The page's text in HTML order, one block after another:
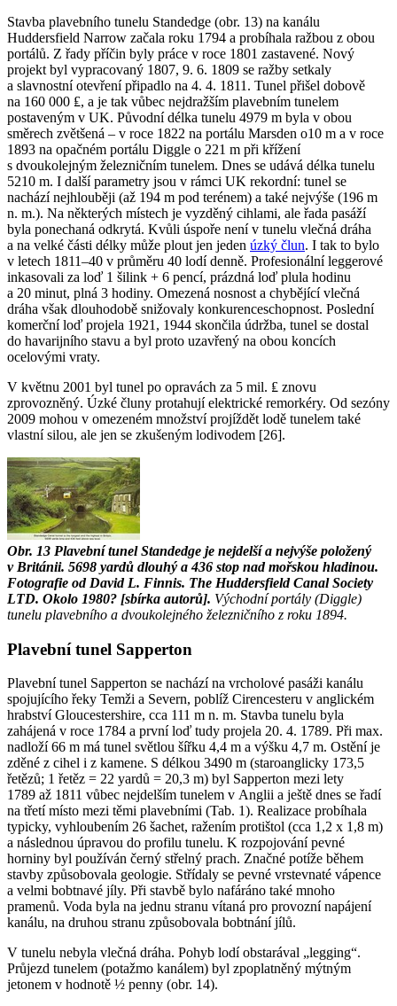
Stavba plavebního tunelu Standedge (obr. 13) na kanálu
Huddersfield Narrow začala roku 1794 a probíhala ražbou z obou
portálů. Z řady příčin byly práce v roce 1801 zastavené. Nový
projekt byl vypracovaný 1807, 9. 6. 1809 se ražby setkaly
a slavnostní otevření připadlo na 4. 4. 1811. Tunel přišel dobově
na 160 000 ₤, a je tak vůbec nejdražším plavebním tunelem
postaveným v UK. Původní délka tunelu 4979 m byla v obou
směrech zvětšená – v roce 1822 na portálu Marsden o10 m a v roce
1893 na opačném portálu Diggle o 221 m při křížení
s dvoukolejným železničním tunelem. Dnes se udává délka tunelu
5210 m. I další parametry jsou v rámci UK rekordní: tunel se
nachází nejhlouběji (až 194 m pod terénem) a také nejvýše (196 m
n. m.). Na některých místech je vyzděný cihlami, ale řada pasáží
byla ponechaná odkrytá. Kvůli úspoře není v tunelu vlečná dráha
a na velké části délky může plout jen jeden úzký člun. I tak to bylo
v letech 1811–40 v průměru 40 lodí denně. Profesionální leggerové
inkasovali za loď 1 šilink + 6 pencí, prázdná loď plula hodinu
a 20 minut, plná 3 hodiny. Omezená nosnost a chybějící vlečná
dráha však dlouhodobě snižovaly konkurenceschopnost. Poslední
komerční loď projela 1921, 1944 skončila údržba, tunel se dostal
do havarijního stavu a byl proto uzavřený na obou koncích
ocelovými vraty.
V květnu 2001 byl tunel po opravách za 5 mil. ₤ znovu
zprovozněný. Úzké čluny protahují elektrické remorkéry. Od sezóny
2009 mohou v omezeném množství projíždět lodě tunelem také
vlastní silou, ale jen se zkušeným lodivodem [26].
Obr. 13 Plavební tunel Standedge je nejdelší a nejvýše položený
v Británii. 5698 yardů dlouhý a 436 stop nad mořskou hladinou.
Fotografie od David L. Finnis. The Huddersfield Canal Society
LTD. Okolo 1980? [sbírka autorů]. Východní portály (Diggle)
tunelu plavebního a dvoukolejného železničního z roku 1894.
Plavební tunel Sapperton
Plavební tunel Sapperton se nachází na vrcholové pasáži kanálu
spojujícího řeky Temži a Severn, poblíž Cirencesteru v anglickém
hrabství Gloucestershire, cca 111 m n. m. Stavba tunelu byla
zahájená v roce 1784 a první loď tudy projela 20. 4. 1789. Při max.
nadloží 66 m má tunel světlou šířku 4,4 m a výšku 4,7 m. Ostění je
zděné z cihel i z kamene. S délkou 3490 m (staroanglicky 173,5
řetězů; 1 řetěz = 22 yardů = 20,3 m) byl Sapperton mezi lety
1789 až 1811 vůbec nejdelším tunelem v Anglii a ještě dnes se řadí
na třetí místo mezi těmi plavebními (Tab. 1). Realizace probíhala
typicky, vyhloubením 26 šachet, ražením protištol (cca 1,2 x 1,8 m)
a následnou úpravou do profilu tunelu. K rozpojování pevné
horniny byl používán černý střelný prach. Značné potíže během
stavby způsobovala geologie. Střídaly se pevné vrstevnaté vápence
a velmi bobtnavé jíly. Při stavbě bylo nafáráno také mnoho
pramenů. Voda byla na jednu stranu vítaná pro provozní napájení
kanálu, na druhou stranu způsobovala bobtnání jílů.
V tunelu nebyla vlečná dráha. Pohyb lodí obstarával „legging“.
Průjezd tunelem (potažmo kanálem) byl zpoplatněný mýtným
jetonem v hodnotě ½ penny (obr. 14).